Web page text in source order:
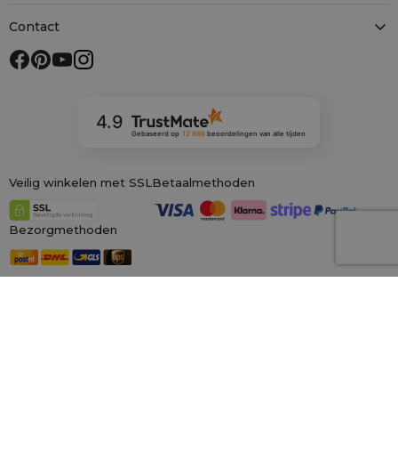
Contact
4.9
Gebaseerd op 12 886 beoordelingenvan alle tijden
Veilig winkelen met SSL Betaalmethoden
Bezorgmethoden